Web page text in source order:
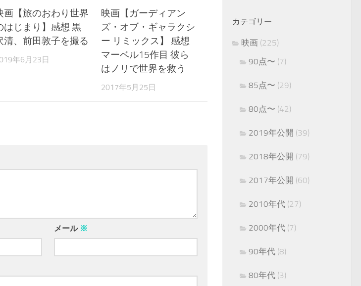
画【旅のおわり世界
はじまり】感想 黒
清、前田敦子を撮る
年6月23日
映画【ガーディアン
ズ・オブ・ギャラクシ
ー リミックス】 感想
マーベル15作目 彼ら
はノリで世界を救う
2017年5月25日
メール ※
カテゴリー
映画 (225)
90点〜 (7)
85点〜 (29)
80点〜 (42)
2019年公開 (39)
2018年公開 (79)
2017年公開 (60)
2010年代 (27)
2000年代 (7)
90年代 (8)
80年代 (3)